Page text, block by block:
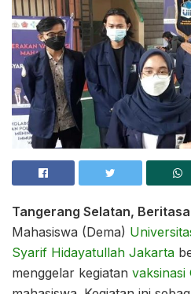
Tangerang Selatan,
Mahasiswa (Dema)
Syarif Hidayatullah Jakarta
menggelar kegiatan vaksinasi